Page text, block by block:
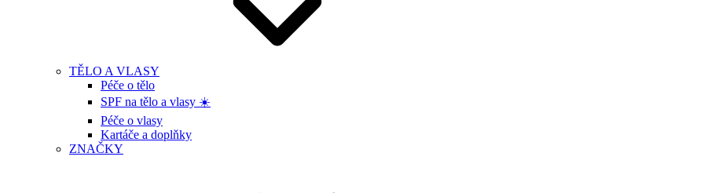
TĚLO A VLASY
Péče o tělo
SPF na tělo a vlasy ☀️
Péče o vlasy
Kartáče a doplňky
ZNAČKY